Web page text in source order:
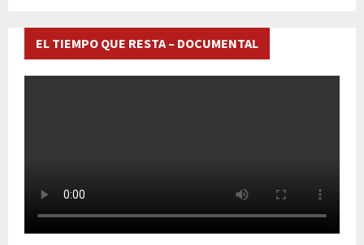
EL TIEMPO QUE RESTA – DOCUMENTAL